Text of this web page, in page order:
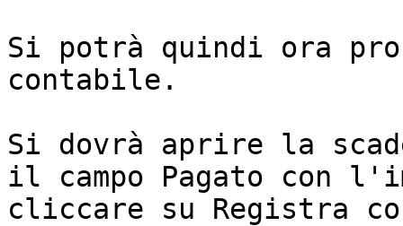
Si potrà quindi ora
contabile.
Si dovrà aprire la
il campo Pagato con
cliccare su Registra